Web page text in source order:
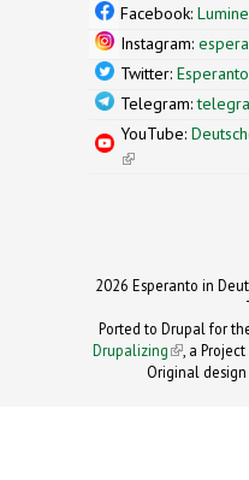
Facebook:
Instagram:
Twitter:
Telegram:
YouTube:
(link is external)
2026 Esperanto in
Ported to Drupal for
Drupalizing(link is
, a
Original